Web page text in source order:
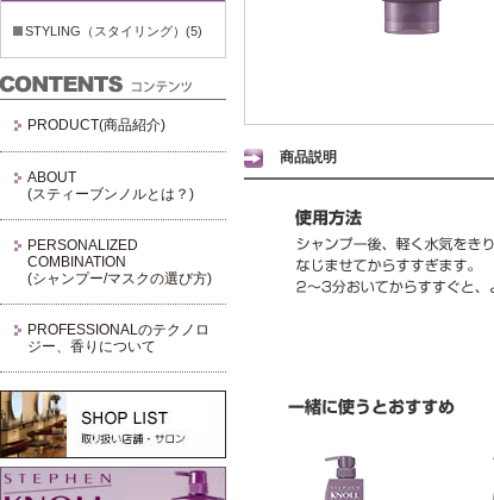
STYLING（スタイリング）(5)
PRODUCT(商品紹介)
ABOUT
(スティーブンノルとは？)
PERSONALIZED
COMBINATION
(シャンプー/マスクの選び方)
PROFESSIONALのテクノロ
ジー、香りについて
商品説明